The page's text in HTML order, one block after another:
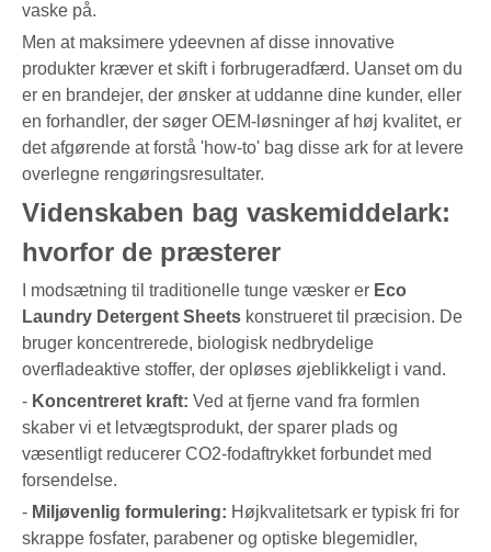
vaske på.
Men at maksimere ydeevnen af ​​disse innovative
produkter kræver et skift i forbrugeradfærd. Uanset om du
er en brandejer, der ønsker at uddanne dine kunder, eller
en forhandler, der søger OEM-løsninger af høj kvalitet, er
det afgørende at forstå 'how-to' bag disse ark for at levere
overlegne rengøringsresultater.
Videnskaben bag vaskemiddelark:
hvorfor de præsterer
I modsætning til traditionelle tunge væsker er Eco
Laundry Detergent Sheets konstrueret til præcision. De
bruger koncentrerede, biologisk nedbrydelige
overfladeaktive stoffer, der opløses øjeblikkeligt i vand.
- Koncentreret kraft: Ved at fjerne vand fra formlen
skaber vi et letvægtsprodukt, der sparer plads og
væsentligt reducerer CO2-fodaftrykket forbundet med
forsendelse.
- Miljøvenlig formulering: Højkvalitetsark er typisk fri for
skrappe fosfater, parabener og optiske blegemidler,